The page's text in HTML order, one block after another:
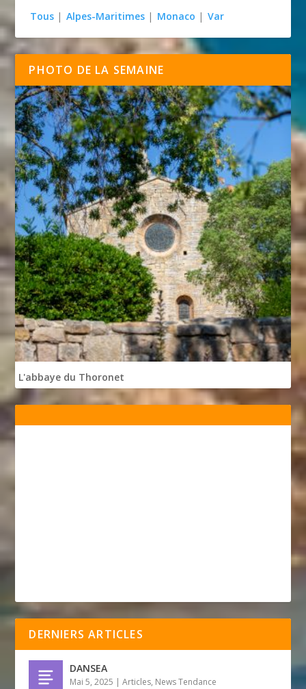
Tous | Alpes-Maritimes | Monaco | Var
PHOTO DE LA SEMAINE
L'abbaye du Thoronet
DERNIERS ARTICLES
DANSEA
Mai 5, 2025 |Articles, News Tendance